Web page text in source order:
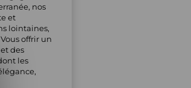
nos
et
lointaines,
offrir un
des
les